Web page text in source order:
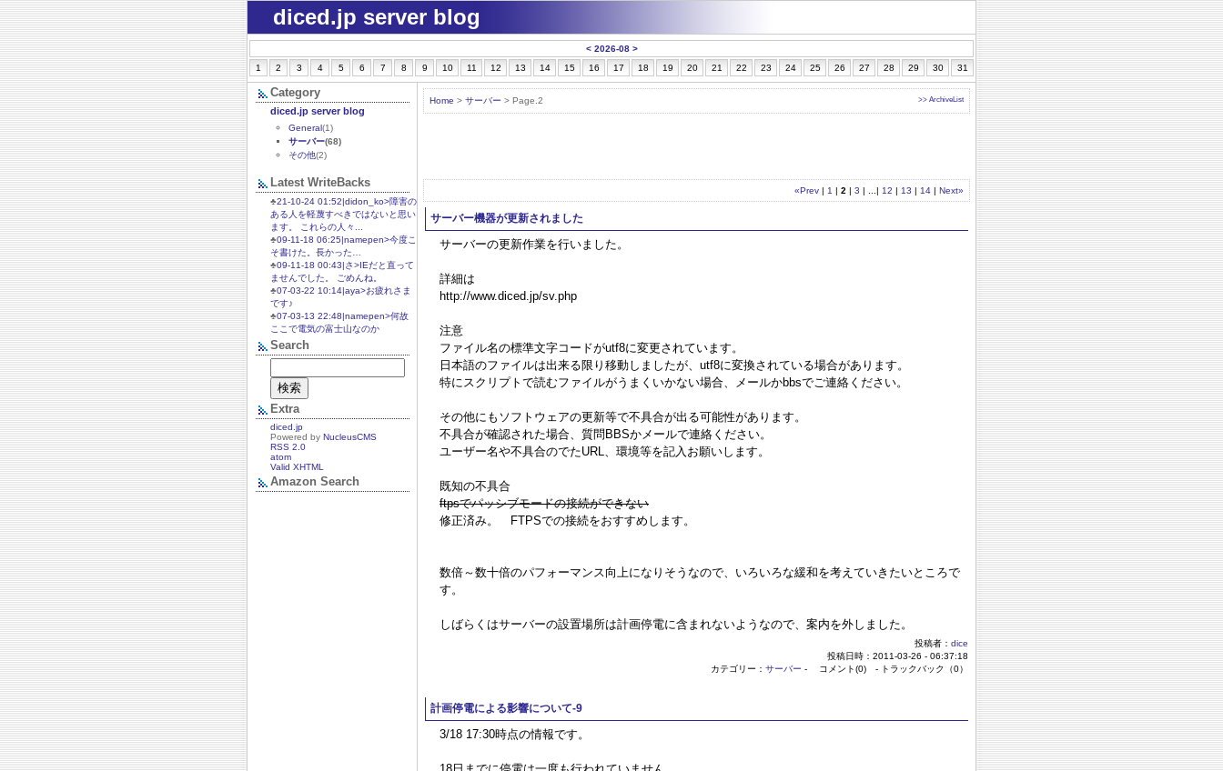
diced.jp server blog
< 2026-08 >
1
2 3 4 5 6 7 8 9 10 11 12 13 14 15 16 17 18 19 20 21 22 23 24 25 26 27 28 29 30 31
>> ArchiveList
Home > サーバー > Page.2
«Prev | 1 | 2 | 3 | ...| 12 | 13 | 14 | Next»
サーバー機器が更新されました
サーバーの更新作業を行いました。
詳細は
http://www.diced.jp/sv.php
注意
ファイル名の標準文字コードがutf8に変更されています。
日本語のファイルは出来る限り移動しましたが、utf8に変換されている場合があります。
特にスクリプトで読むファイルがうまくいかない場合、メールかbbsでご連絡ください。
その他にもソフトウェアの更新等で不具合が出る可能性があります。
不具合が確認された場合、質問BBSかメールで連絡ください。
ユーザー名や不具合のでたURL、環境等を記入お願いします。
既知の不具合
ftpsでパッシブモードの接続ができない
修正済み。 FTPSでの接続をおすすめします。
数倍～数十倍のパフォーマンス向上になりそうなので、いろいろな緩和を考えていきたいところで
す。
しばらくはサーバーの設置場所は計画停電に含まれないようなので、案内を外しました。
投稿者： dice
投稿日時：2011-03-26 - 06:37:18
カテゴリー： サーバー - コメント(0) - トラックバック（0）
計画停電による影響について-9
3/18 17:30時点の情報です。
Category
diced.jp server blog
General(1)
サーバー(68)
その他(2)
Latest WriteBacks
♣21-10-24 01:52|didon_ko>障害の
ある人を軽蔑すべきではないと思い
ます。 これらの人々...
♣09-11-18 06:25|namepen>今度こ
そ書けた。長かった…
♣09-11-18 00:43|さ>IEだと直って
ませんでした。 ごめんね。
♣07-03-22 10:14|aya>お疲れさま
です♪
♣07-03-13 22:48|namepen>何故
ここで電気の富士山なのか
Search
Extra
diced.jp
Powered by NucleusCMS
RSS 2.0
atom
Valid XHTML
Amazon Search